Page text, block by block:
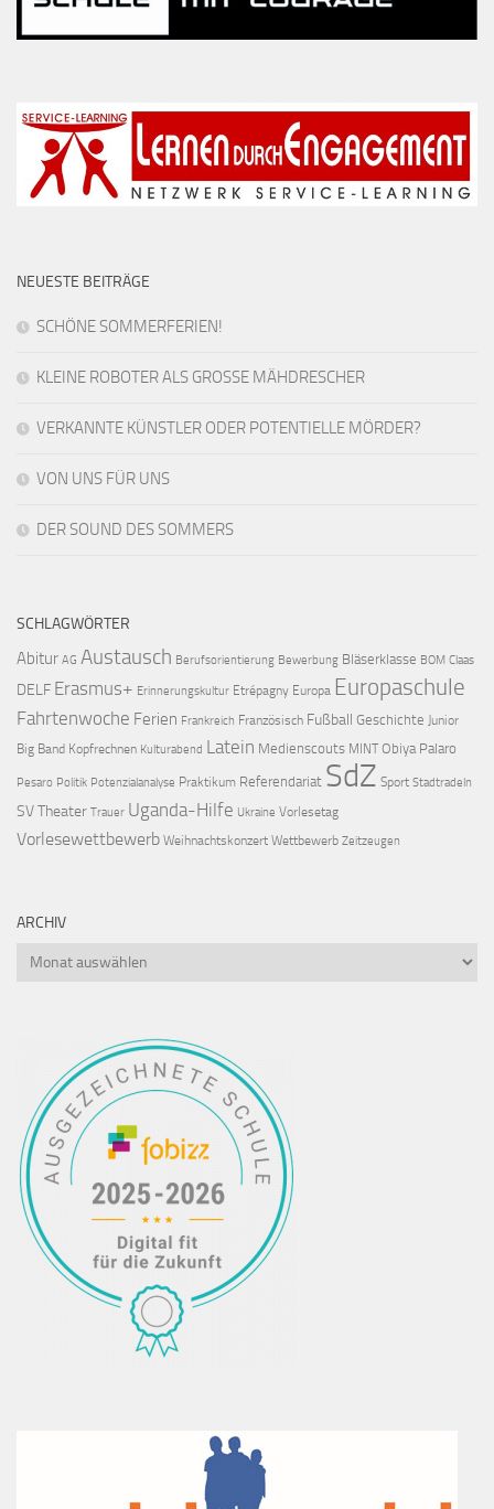
NEUESTE BEITRÄGE
SCHÖNE SOMMERFERIEN!
KLEINE ROBOTER ALS GROSSE MÄHDRESCHER
VERKANNTE KÜNSTLER ODER POTENTIELLE MÖRDER?
VON UNS FÜR UNS
DER SOUND DES SOMMERS
SCHLAGWÖRTER
Abitur AG Austausch Berufsorientierung Bewerbung Bläserklasse BOM Claas
DELF Erasmus+ Erinnerungskultur Etrépagny Europa Europaschule
Fahrtenwoche Ferien Frankreich Französisch Fußball Geschichte Junior
Big Band Kopfrechnen Kulturabend Latein Medienscouts MINT Obiya Palaro
Pesaro Politik Potenzialanalyse Praktikum Referendariat SdZ Sport Stadtradeln
SVTheater Trauer Uganda-Hilfe Ukraine Vorlesetag
Vorlesewettbewerb Weihnachtskonzert Wettbewerb Zeitzeugen
ARCHIV